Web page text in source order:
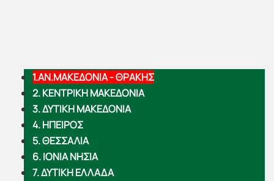
1.ΑΝ.ΜΑΚΕΔΟΝΙΑ - ΘΡΑΚΗΣ
2. ΚΕΝΤΡΙΚΗ ΜΑΚΕΔΟΝΙΑ
3. ΔΥΤΙΚΗ ΜΑΚΕΔΟΝΙΑ
4. ΗΠΕΙΡΟΣ
5. ΘΕΣΣΑΛΙΑ
6. ΙΟΝΙΑ ΝΗΣΙΑ
7. ΔΥΤΙΚΗ ΕΛΛΑΔΑ